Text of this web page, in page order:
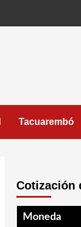
Tacuarembó
Cotización
Moneda